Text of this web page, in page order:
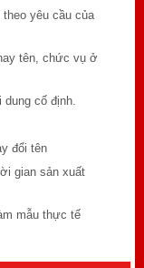
yêu cầu của
tên, chức vụ ở
dung cố định.
đổi tên
gian sản xuất
mẫu thực tế